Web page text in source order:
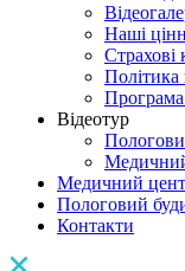
Наші
Страхові
Політика
Програма
Відеотур
Медичний
Пологовий
Контакти